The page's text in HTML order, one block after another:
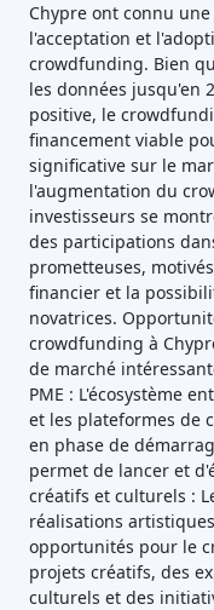
Chypre ont connu
l'acceptation et
crowdfunding. Bien
les données jusqu'en
positive, le
financement viable
significative sur le
l'augmentation du
investisseurs se
des participations
prometteuses,
financier et la
novatrices.
crowdfunding à
de marché
PME : L'écosystème
et les plateformes de
en phase de
permet de lancer et
créatifs et culturels :
réalisations
opportunités pour le
projets créatifs, des
culturels et des